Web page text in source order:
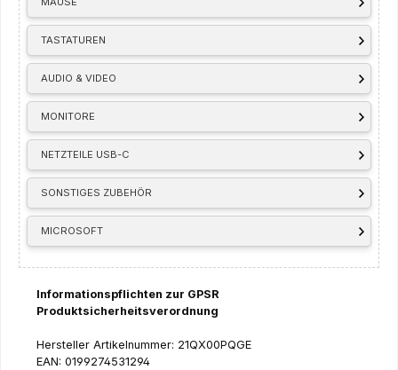
TASTATUREN
AUDIO & VIDEO
MONITORE
NETZTEILE USB-C
SONSTIGES ZUBEHÖR
MICROSOFT
Informationspflichten zur GPSR
Produktsicherheitsverordnung
Hersteller Artikelnummer: 21QX00PQGE
EAN: 0199274531294